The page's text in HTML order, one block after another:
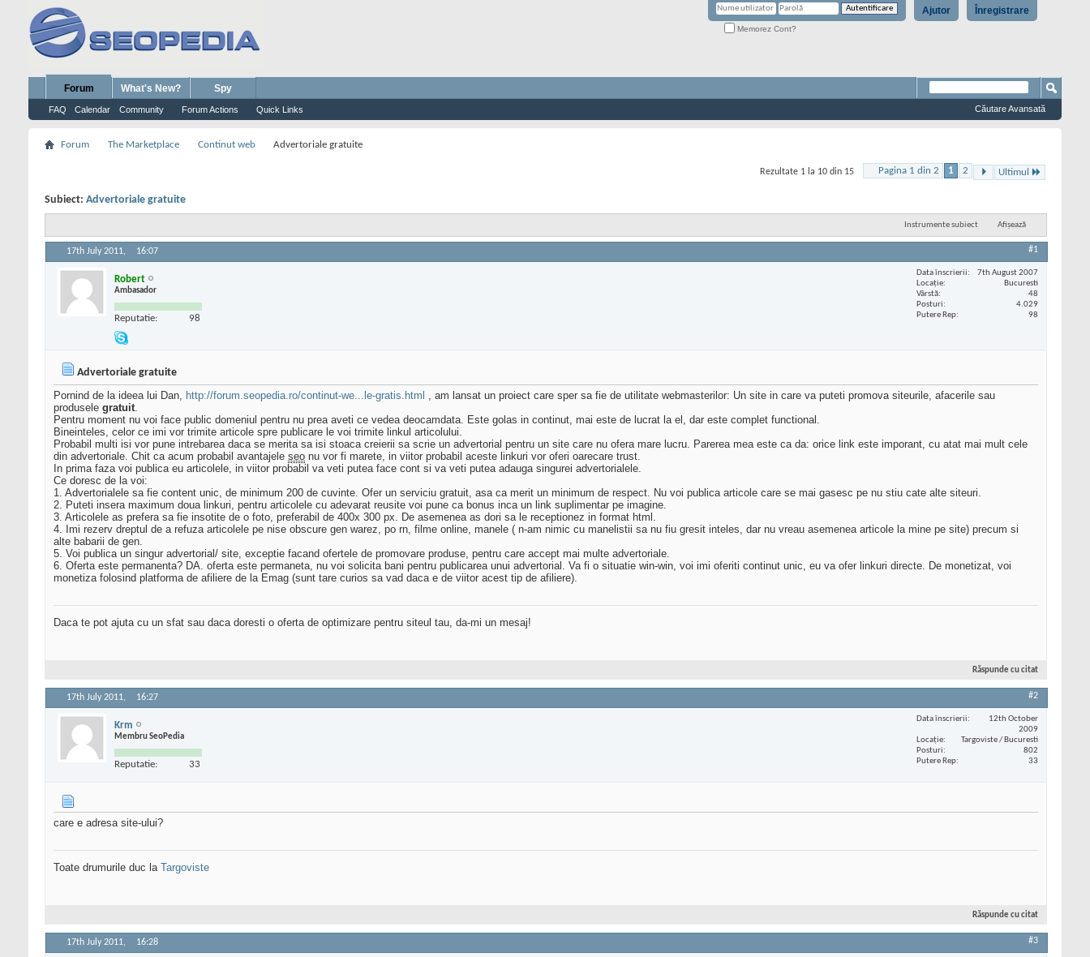
Înregistrare
Ajutor
Memorez Cont?
Forum
FAQ Calendar Community Forum Actions Quick Links
What's New? Spy
Căutare Avansată
Forum The Marketplace Continut web Advertoriale gratuite
Pagina 1 din 2 1 2 Ultimul
Rezultate 1 la 10 din 15
Subiect: Advertoriale gratuite
Instrumente subiect Afișează
17th July 2011, 16:07 #1
Robert
Ambasador
Reputatie: 98
Data înscrierii
7th August 2007
Locaţie
Bucuresti
Vârstă
48
Posturi
4.029
Putere Rep
98
Advertoriale gratuite
Pornind de la ideea lui Dan, http://forum.seopedia.ro/continut-we...le-gratis.html , am lansat un proiect care sper sa fie de utilitate webmasterilor: Un site in care va puteti promova siteurile, afacerile sau
produsele gratuit.
Pentru moment nu voi face public domeniul pentru nu prea aveti ce vedea deocamdata. Este golas in continut, mai este de lucrat la el, dar este complet functional.
Bineinteles, celor ce imi vor trimite articole spre publicare le voi trimite linkul articolului.
Probabil multi isi vor pune intrebarea daca se merita sa isi stoaca creierii sa scrie un advertorial pentru un site care nu ofera mare lucru. Parerea mea este ca da: orice link este imporant, cu atat mai mult cele
din advertoriale. Chit ca acum probabil avantajele seo nu vor fi marete, in viitor probabil aceste linkuri vor oferi oarecare trust.
In prima faza voi publica eu articolele, in viitor probabil va veti putea face cont si va veti putea adauga singurei advertorialele.
Ce doresc de la voi:
1. Advertorialele sa fie content unic, de minimum 200 de cuvinte. Ofer un serviciu gratuit, asa ca merit un minimum de respect. Nu voi publica articole care se mai gasesc pe nu stiu cate alte siteuri.
2. Puteti insera maximum doua linkuri, pentru articolele cu adevarat reusite voi pune ca bonus inca un link suplimentar pe imagine.
3. Articolele as prefera sa fie insotite de o foto, preferabil de 400x 300 px. De asemenea as dori sa le receptionez in format html.
4. Imi rezerv dreptul de a refuza articolele pe nise obscure gen warez, po rn, filme online, manele ( n-am nimic cu manelistii sa nu fiu gresit inteles, dar nu vreau asemenea articole la mine pe site) precum si
alte babarii de gen.
5. Voi publica un singur advertorial/ site, exceptie facand ofertele de promovare produse, pentru care accept mai multe advertoriale.
6. Oferta este permanenta? DA. oferta este permaneta, nu voi solicita bani pentru publicarea unui advertorial. Va fi o situatie win-win, voi imi oferiti continut unic, eu va ofer linkuri directe. De monetizat, voi
monetiza folosind platforma de afiliere de la Emag (sunt tare curios sa vad daca e de viitor acest tip de afiliere).
Daca te pot ajuta cu un sfat sau daca doresti o oferta de optimizare pentru siteul tau, da-mi un mesaj!
Răspunde cu citat
17th July 2011, 16:27 #2
Krm
Membru SeoPedia
Reputatie: 33
Data înscrierii
12th October
2009
Locaţie
Targoviste / Bucuresti
Posturi
802
Putere Rep
33
care e adresa site-ului?
Toate drumurile duc la Targoviste
Răspunde cu citat
17th July 2011, 16:28 #3